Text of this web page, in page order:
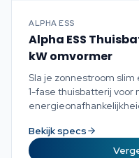
ALPHA ESS
Alpha ESS
kW omvormer
Sla je zonnestroom
1-fase thuisbatterij voor
Bekijk specs